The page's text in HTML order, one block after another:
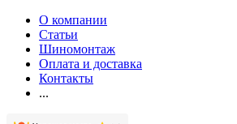
О компании
Статьи
Шиномонтаж
Оплата и доставка
Контакты
...